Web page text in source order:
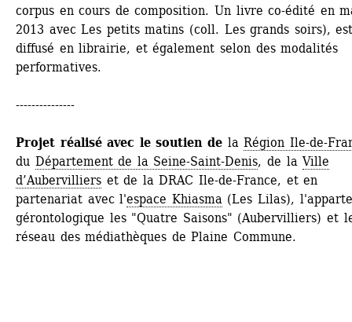
corpus en cours de composition. Un livre co-édité en
2013 avec Les petits matins (coll. Les grands soirs),
diffusé en librairie, et également selon des modalités
performatives.
---------------
Projet réalisé avec le soutien de la Région Ile-de-
du Département de la Seine-Saint-Denis, de la Ville
d’Aubervilliers et de la DRAC Ile-de-France, et en
partenariat avec l'espace Khiasma (Les Lilas),
gérontologique les "Quatre Saisons" (Aubervilliers) et
réseau des médiathèques de Plaine Commune.